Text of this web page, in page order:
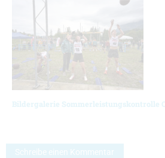
Bildergalerie Sommerleistungskontrolle
Schreibe einen Kommentar